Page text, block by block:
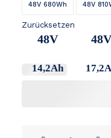
48V 680Wh
48V
14,2Ah
48V
48V
Zurücksetzen